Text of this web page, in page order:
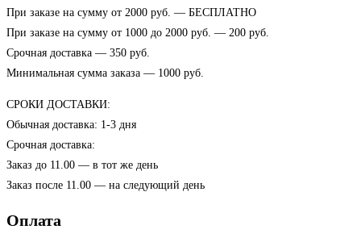
При заказе на сумму от 2000 руб. — БЕСПЛАТНО
При заказе на сумму от 1000 до 2000 руб. — 200 руб.
Срочная доставка — 350 руб.
Минимальная сумма заказа — 1000 руб.
СРОКИ ДОСТАВКИ:
Обычная доставка: 1-3 дня
Срочная доставка:
Заказ до 11.00 — в тот же день
Заказ после 11.00 — на следующий день
Оплата